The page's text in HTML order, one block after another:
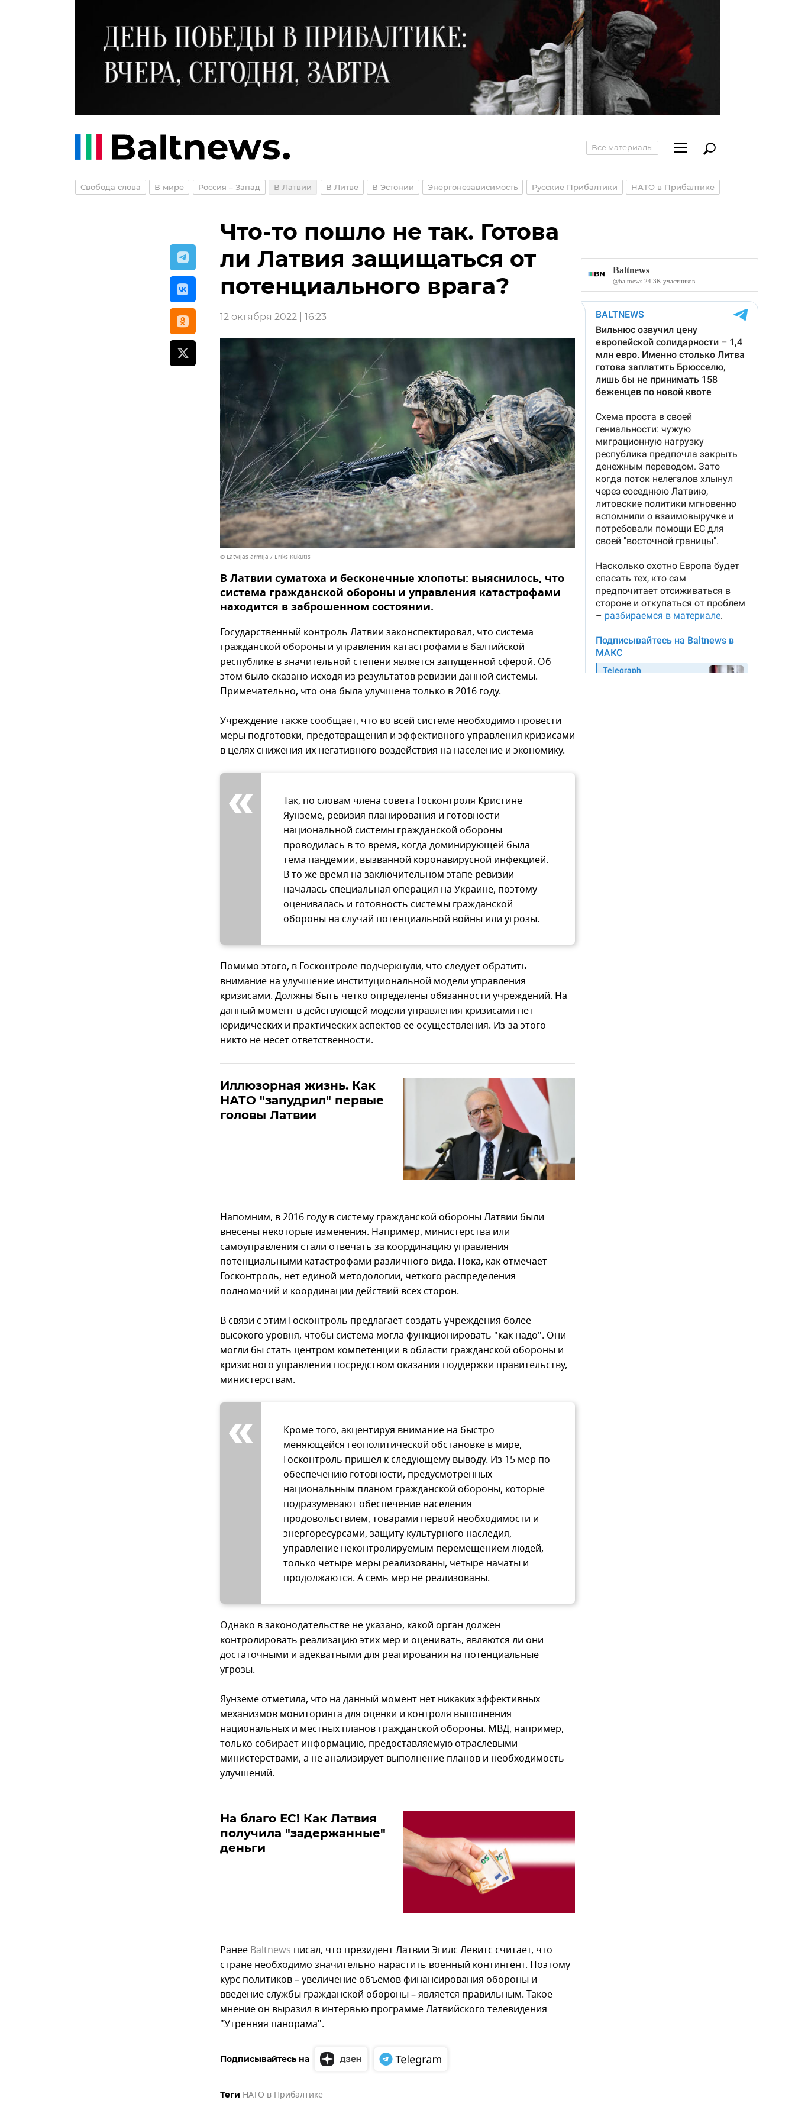
Все материалы
Свобода слова В мире Россия – Запад В Латвии В Литве В Эстонии Энергонезависимость Русские Прибалтики НАТО в Прибалтике
Что-то пошло не так. Готова
ли Латвия защищаться от
потенциального врага?
12 октября 2022 | 16:23
© Latvijas armija / Ēriks Kukutis
В Латвии суматоха и бесконечные хлопоты: выяснилось, что
система гражданской обороны и управления катастрофами
находится в заброшенном состоянии.
Государственный контроль Латвии законспектировал, что система
гражданской обороны и управления катастрофами в балтийской
республике в значительной степени является запущенной сферой. Об
этом было сказано исходя из результатов ревизии данной системы.
Примечательно, что она была улучшена только в 2016 году.
Учреждение также сообщает, что во всей системе необходимо провести
меры подготовки, предотвращения и эффективного управления кризисами
в целях снижения их негативного воздействия на население и экономику.
Так, по словам члена совета Госконтроля Кристине
Яунземе, ревизия планирования и готовности
национальной системы гражданской обороны
проводилась в то время, когда доминирующей была
тема пандемии, вызванной коронавирусной инфекцией.
В то же время на заключительном этапе ревизии
началась специальная операция на Украине, поэтому
оценивалась и готовность системы гражданской
обороны на случай потенциальной войны или угрозы.
Помимо этого, в Госконтроле подчеркнули, что следует обратить
внимание на улучшение институциональной модели управления
кризисами. Должны быть четко определены обязанности учреждений. На
данный момент в действующей модели управления кризисами нет
юридических и практических аспектов ее осуществления. Из-за этого
никто не несет ответственности.
Иллюзорная жизнь. Как
НАТО "запудрил" первые
головы Латвии
Напомним, в 2016 году в систему гражданской обороны Латвии были
внесены некоторые изменения. Например, министерства или
самоуправления стали отвечать за координацию управления
потенциальными катастрофами различного вида. Пока, как отмечает
Госконтроль, нет единой методологии, четкого распределения
полномочий и координации действий всех сторон.
В связи с этим Госконтроль предлагает создать учреждения более
высокого уровня, чтобы система могла функционировать "как надо". Они
могли бы стать центром компетенции в области гражданской обороны и
кризисного управления посредством оказания поддержки правительству,
министерствам.
Кроме того, акцентируя внимание на быстро
меняющейся геополитической обстановке в мире,
Госконтроль пришел к следующему выводу. Из 15 мер по
обеспечению готовности, предусмотренных
национальным планом гражданской обороны, которые
подразумевают обеспечение населения
продовольствием, товарами первой необходимости и
энергоресурсами, защиту культурного наследия,
управление неконтролируемым перемещением людей,
только четыре меры реализованы, четыре начаты и
продолжаются. А семь мер не реализованы.
Однако в законодательстве не указано, какой орган должен
контролировать реализацию этих мер и оценивать, являются ли они
достаточными и адекватными для реагирования на потенциальные
угрозы.
Яунземе отметила, что на данный момент нет никаких эффективных
механизмов мониторинга для оценки и контроля выполнения
национальных и местных планов гражданской обороны. МВД, например,
только собирает информацию, предоставляемую отраслевыми
министерствами, а не анализирует выполнение планов и необходимость
улучшений.
На благо ЕС! Как Латвия
получила "задержанные"
деньги
Ранее Baltnews писал, что президент Латвии Эгилс Левитс считает, что
стране необходимо значительно нарастить военный контингент. Поэтому
курс политиков – увеличение объемов финансирования обороны и
введение службы гражданской обороны – является правильным. Такое
мнение он выразил в интервью программе Латвийского телевидения
"Утренняя панорама".
Подписывайтесь на
Теги НАТО в Прибалтике